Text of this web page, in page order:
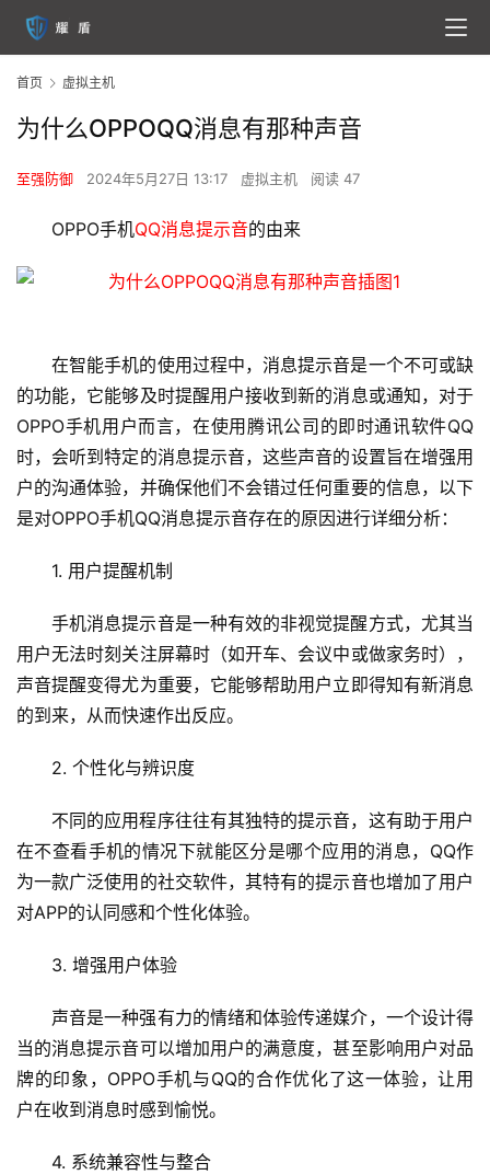
首
页
首页 虚拟主机
为什么OPPOQQ消息有那种声音
至强防御 2024年5月27日 13:17 虚拟主机 阅读 47
OPPO手机QQ消息提示音的由来
在智能手机的使用过程中，消息提示音是一个不可或缺
的功能，它能够及时提醒用户接收到新的消息或通知，对于
OPPO手机用户而言，在使用腾讯公司的即时通讯软件QQ
时，会听到特定的消息提示音，这些声音的设置旨在增强用
户的沟通体验，并确保他们不会错过任何重要的信息，以下
是对OPPO手机QQ消息提示音存在的原因进行详细分析：
1. 用户提醒机制
手机消息提示音是一种有效的非视觉提醒方式，尤其当
用户无法时刻关注屏幕时（如开车、会议中或做家务时），
声音提醒变得尤为重要，它能够帮助用户立即得知有新消息
的到来，从而快速作出反应。
2. 个性化与辨识度
不同的应用程序往往有其独特的提示音，这有助于用户
在不查看手机的情况下就能区分是哪个应用的消息，QQ作
为一款广泛使用的社交软件，其特有的提示音也增加了用户
对APP的认同感和个性化体验。
3. 增强用户体验
声音是一种强有力的情绪和体验传递媒介，一个设计得
当的消息提示音可以增加用户的满意度，甚至影响用户对品
牌的印象，OPPO手机与QQ的合作优化了这一体验，让用
户在收到消息时感到愉悦。
4. 系统兼容性与整合